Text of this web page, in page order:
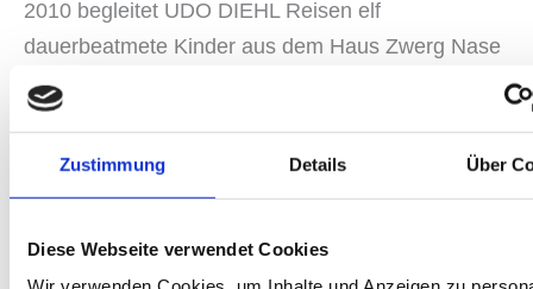
Zustimmung Details Über
Diese Webseite verwendet Cookies
2010 begleitet UDO DIEHL Reisen elf
dauerbeatmete Kinder aus dem Haus Zwerg Nase
in Wiesbaden zu einem Ferienaufenthalt ans Meer.
Ermöglicht wurde die Aktion im Rahmen des RTL-
Spendenmarathons.
Beratung für Handicap-Busreisen
Wenden Sie sich mit Ihrer Anfrage gerne an